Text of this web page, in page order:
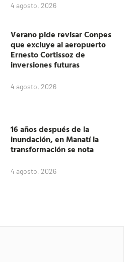
4 agosto, 2026
Verano pide revisar Conpes
que excluye al aeropuerto
Ernesto Cortissoz de
inversiones futuras
4 agosto, 2026
16 años después de la
inundación, en Manatí la
transformación se nota
4 agosto, 2026